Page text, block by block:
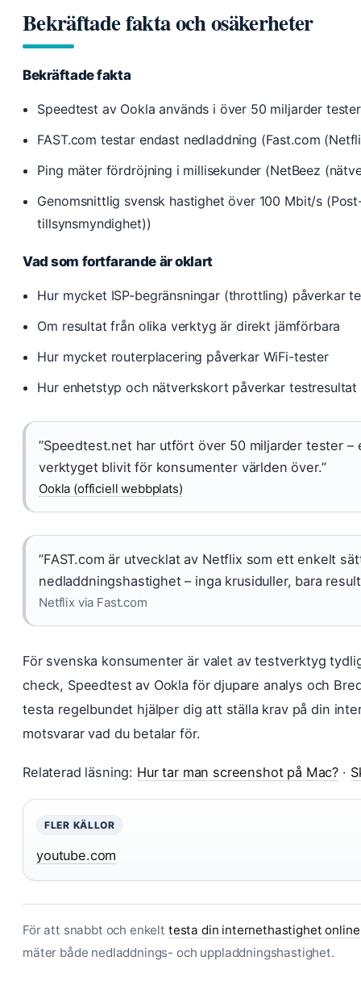
Bekräftade fakta och osäkerheter
Bekräftade fakta
Speedtest av Ookla används i över 50 miljarder
FAST.com testar endast nedladdning (Fast.com
Ping mäter fördröjning i millisekunder (NetBeez
Genomsnittlig svensk hastighet över 100 Mbit/s
tillsynsmyndighet))
Vad som fortfarande är oklart
Hur mycket ISP-begränsningar (throttling) påverkar
Om resultat från olika verktyg är direkt jämförbara
Hur mycket routerplacering påverkar WiFi-tester
Hur enhetstyp och nätverkskort påverkar testresultat
”Speedtest.net har utfört över 50 miljarder tester
verktyget blivit för konsumenter världen över.”
Ookla (officiell webbplats)
”FAST.com är utvecklat av Netflix som ett enkelt
nedladdningshastighet – inga krusiduller, bara
Netflix via Fast.com
För svenska konsumenter är valet av testverktyg
check, Speedtest av Ookla för djupare analys och
testa regelbundet hjälper dig att ställa krav på din
motsvarar vad du betalar för.
Relaterad läsning: Hur tar man screenshot på Mac? ·
FLER KÄLLOR
youtube.com
För att snabbt och enkelt testa din internethastighet online
mäter både nedladdnings- och uppladdningshastighet.